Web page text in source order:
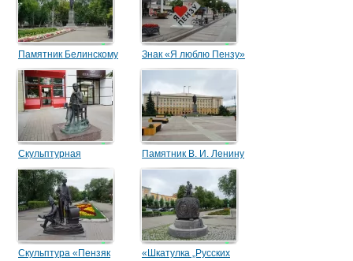
Памятник Белинскому Знак «Я люблю Пензу»
Скульптурная
композиция «Последний
штрих»
Памятник В. И. Ленину
Скульптура «Пензяк
«Шкатулка „Русских